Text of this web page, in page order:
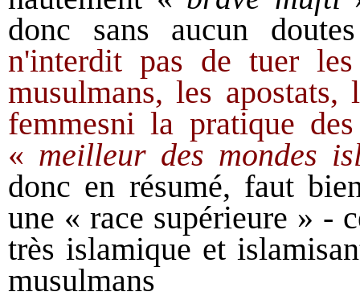
donc sans aucun doutes
n'interdit pas de tuer
musulmans, les apostats,
femmesni la pratique
« meilleur des mondes
donc en résumé, faut
une « race supérieure » - c
très islamique et
musulmans